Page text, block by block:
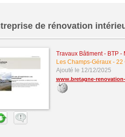
de rénovation
Travaux Bâtiment - BTP
Les Champs-Géraux- 22
Ajouté le 12/12/2025
www.bretagne-